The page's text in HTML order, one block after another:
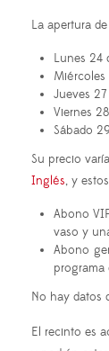
La apertura
Lunes 24
Jueves
Viernes
Sábado
Su precio
Inglés, y
Abono
vaso y
Abono
programa
No hay datos
El recinto es